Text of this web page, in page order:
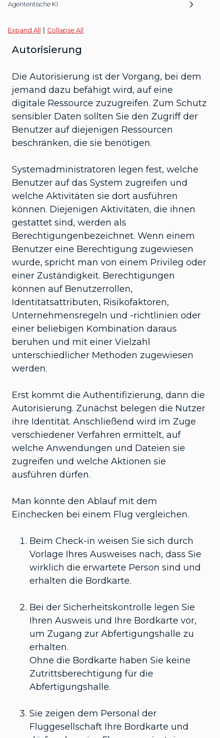
Agententische KI
Expand All | Collapse All
Autorisierung
Die Autorisierung ist der Vorgang, bei dem
jemand dazu befähigt wird, auf eine
digitale Ressource zuzugreifen. Zum Schutz
sensibler Daten sollten Sie den Zugriff der
Benutzer auf diejenigen Ressourcen
beschränken, die sie benötigen.
Systemadministratoren legen fest, welche
Benutzer auf das System zugreifen und
welche Aktivitäten sie dort ausführen
können. Diejenigen Aktivitäten, die ihnen
gestattet sind, werden als
Berechtigungenbezeichnet. Wenn einem
Benutzer eine Berechtigung zugewiesen
wurde, spricht man von einem Privileg oder
einer Zuständigkeit. Berechtigungen
können auf Benutzerrollen,
Identitätsattributen, Risikofaktoren,
Unternehmensregeln und -richtlinien oder
einer beliebigen Kombination daraus
beruhen und mit einer Vielzahl
unterschiedlicher Methoden zugewiesen
werden.
Erst kommt die Authentifizierung, dann die
Autorisierung. Zunächst belegen die Nutzer
ihre Identität. Anschließend wird im Zuge
verschiedener Verfahren ermittelt, auf
welche Anwendungen und Dateien sie
zugreifen und welche Aktionen sie
ausführen dürfen.
Man könnte den Ablauf mit dem
Einchecken bei einem Flug vergleichen.
Beim Check-in weisen Sie sich durch
Vorlage Ihres Ausweises nach, dass Sie
wirklich die erwartete Person sind und
erhalten die Bordkarte.
Bei der Sicherheitskontrolle legen Sie
Ihren Ausweis und Ihre Bordkarte vor,
um Zugang zur Abfertigungshalle zu
erhalten.
Ohne die Bordkarte haben Sie keine
Zutrittsberechtigung für die
Abfertigungshalle.
Sie zeigen dem Personal der
Fluggesellschaft Ihre Bordkarte und